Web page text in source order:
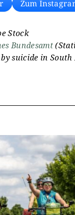
Zum
Stock
Bundesamt
suicide in